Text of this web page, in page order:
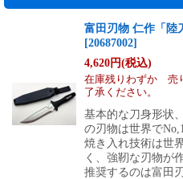
富田刃物 仁作「陸
[20687002]
4,620円(税込)
在庫残りわずか 売
了承ください。
基本的な刀身形状
の刃物は世界で
焼き入れ技術は世
く、強靭な刃物が
推奨するのは富田